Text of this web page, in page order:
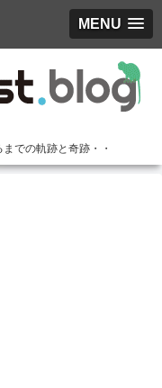
MENU
での軌跡と奇跡・・